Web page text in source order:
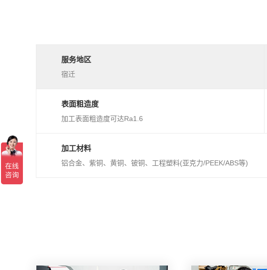
服务地区
宿迁
表面粗造度
加工表面粗造度可达Ra1.6
加工材料
铝合金、紫铜、黄铜、铍铜、工程塑料(亚克力/PEEK/ABS等)